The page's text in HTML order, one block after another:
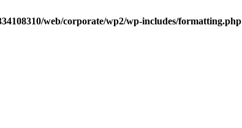
web/corporate/wp2/wp-includes/formatting.php